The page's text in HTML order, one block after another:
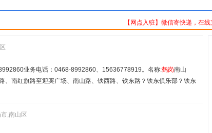
【网点入驻】微信寄快递，在
业务电话：0468-8992860、15636778919。名称:鹤岗南山
、南红旗路至迎宾广场、南山路、铁西路、铁东路？铁东俱乐部？铁东
,南山区